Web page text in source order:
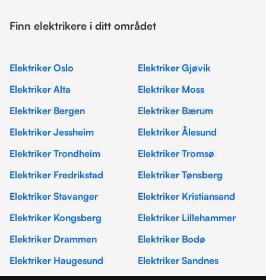
Finn elektrikere i ditt området
Elektriker Oslo
Elektriker Gjøvik
Elektriker Alta
Elektriker Moss
Elektriker Bergen
Elektriker Bærum
Elektriker Jessheim
Elektriker Ålesund
Elektriker Trondheim
Elektriker Tromsø
Elektriker Fredrikstad
Elektriker Tønsberg
Elektriker Stavanger
Elektriker Kristiansand
Elektriker Kongsberg
Elektriker Lillehammer
Elektriker Drammen
Elektriker Bodø
Elektriker Haugesund
Elektriker Sandnes